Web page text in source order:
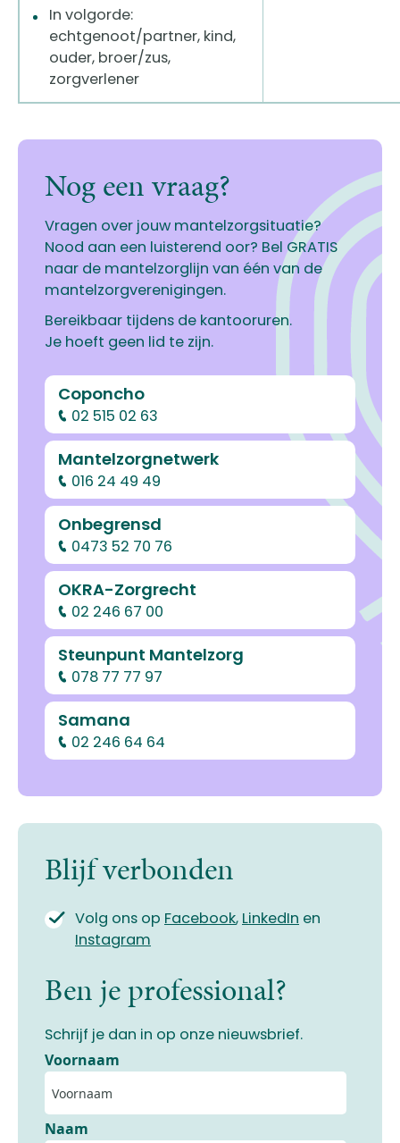
In volgorde:
echtgenoot/partner, kind,
ouder, broer/zus,
zorgverlener
Nog een vraag?
Vragen over jouw mantelzorgsituatie?
Nood aan een luisterend oor? Bel GRATIS
naar de mantelzorglijn van één van de
mantelzorgverenigingen.
Bereikbaar tijdens de kantooruren.
Je hoeft geen lid te zijn.
Coponcho
02 515 02 63
Mantelzorgnetwerk
016 24 49 49
Onbegrensd
0473 52 70 76
OKRA-Zorgrecht
02 246 67 00
Steunpunt Mantelzorg
078 77 77 97
Samana
02 246 64 64
Blijf verbonden
Volg ons op Facebook, LinkedIn en
Instagram
Ben je professional?
Schrijf je dan in op onze nieuwsbrief.
Voornaam
Naam